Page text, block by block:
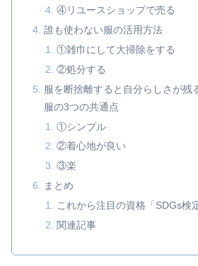
④リユースショップで売る
誰も使わない服の活用方法
①雑巾にして大掃除をする
②処分する
服を断捨離すると自分らしさが残
服の3つの共通点
①シンプル
②着心地が良い
③楽
まとめ
これから注目の資格「SDGs検
関連記事